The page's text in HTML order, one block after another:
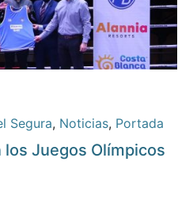
Segura, Noticias, Portada
los Juegos Olímpicos